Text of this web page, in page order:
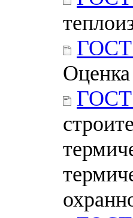
ГОСТ
Оценка
ГОСТ